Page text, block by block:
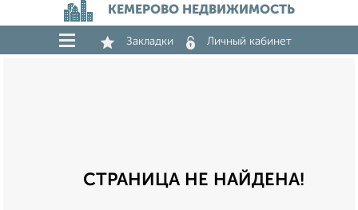
КЕМЕРОВО НЕДВИЖИМОСТЬ
Закладки Личный кабинет
СТРАНИЦА НЕ НАЙДЕНА!